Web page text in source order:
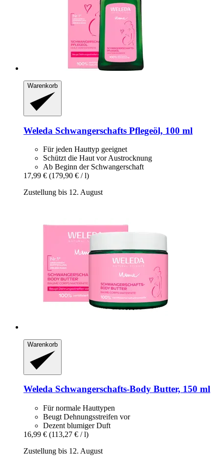
Warenkorb
Weleda Schwangerschafts Pflegeöl, 100 ml
Für jeden Hauttyp geeignet
Schützt die Haut vor Austrocknung
Ab Beginn der Schwangerschaft
17,99 € (179,90 € / l)
Zustellung bis 12. August
Warenkorb
Weleda Schwangerschafts-​Body Butter, 150 ml
Für normale Hauttypen
Beugt Dehnungsstreifen vor
Dezent blumiger Duft
16,99 € (113,27 € / l)
Zustellung bis 12. August